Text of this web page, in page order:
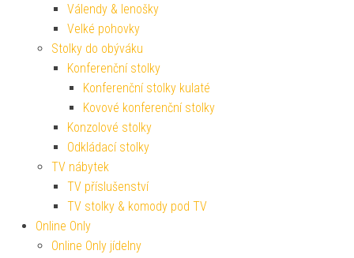
Válendy & lenošky
Velké pohovky
Stolky do obýváku
Konferenční stolky
Konferenční stolky kulaté
Kovové konferenční stolky
Konzolové stolky
Odkládací stolky
TV nábytek
TV příslušenství
TV stolky & komody pod TV
Online Only
Online Only jídelny